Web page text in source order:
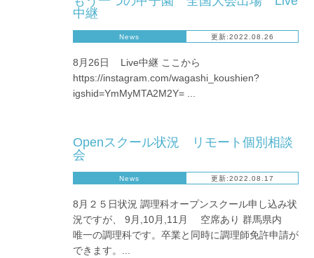
中継
News 更新:2022.08.26
8月26日 Live中継 ここから
https://instagram.com/wagashi_koushien?
igshid=YmMyMTA2M2Y= ...
Openスクール状況 リモート個別相談
会
News 更新:2022.08.17
8月２５日状況 調理科オープンスクール申し込み状
況ですが、 9月,10月,11月 空席あり 群馬県内
唯一の調理科です。卒業と同時に調理師免許申請が
できます。...